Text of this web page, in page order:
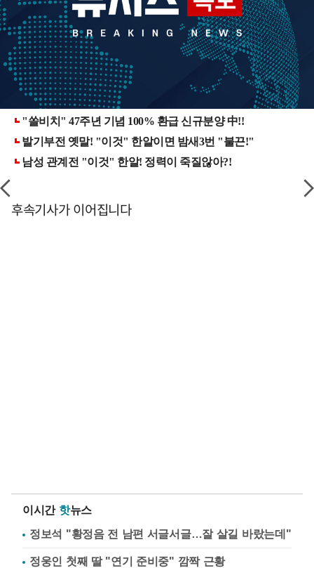
후속기사가 이어집니다
이시간 핫뉴스
정보석 "황정음 전 남편 서글서글…잘 살길 바랐는데"
정웅인 첫째 딸 "연기 준비중" 깜짝 근황